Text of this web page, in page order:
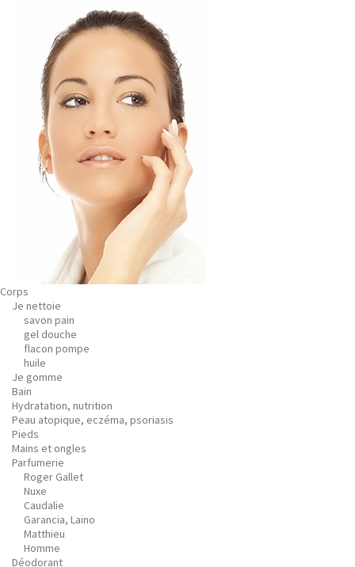
Corps
Je nettoie
savon pain
gel douche
flacon pompe
huile
Je gomme
Bain
Hydratation, nutrition
Peau atopique, eczéma, psoriasis
Pieds
Mains et ongles
Parfumerie
Roger Gallet
Nuxe
Caudalie
Garancia, Laino
Matthieu
Homme
Déodorant